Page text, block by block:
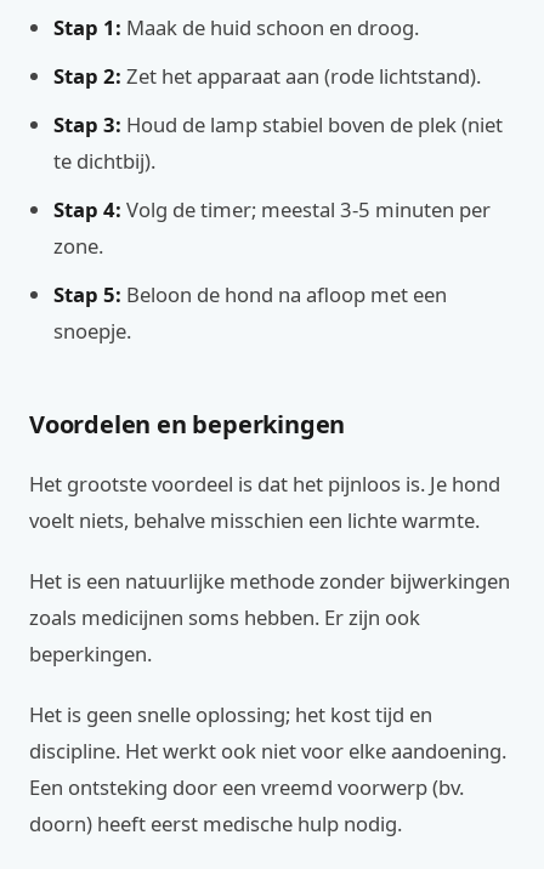
Stap 1: Maak de huid schoon en droog.
Stap 2: Zet het apparaat aan (rode lichtstand).
Stap 3: Houd de lamp stabiel boven de plek (niet
te dichtbij).
Stap 4: Volg de timer; meestal 3-5 minuten per
zone.
Stap 5: Beloon de hond na afloop met een
snoepje.
Voordelen en beperkingen
Het grootste voordeel is dat het pijnloos is. Je hond
voelt niets, behalve misschien een lichte warmte.
Het is een natuurlijke methode zonder bijwerkingen
zoals medicijnen soms hebben. Er zijn ook
beperkingen.
Het is geen snelle oplossing; het kost tijd en
discipline. Het werkt ook niet voor elke aandoening.
Een ontsteking door een vreemd voorwerp (bv.
doorn) heeft eerst medische hulp nodig.